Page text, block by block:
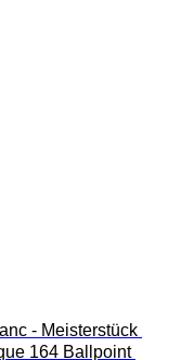
- Meisterstück
164 Ballpoint